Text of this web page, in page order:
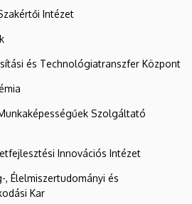
Intézet
és Technológiatranszfer Központ
Szolgáltató
Innovációs Intézet
, Élelmiszertudományi és
Kar